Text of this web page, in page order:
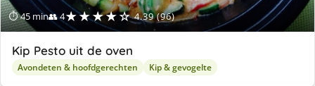
⏱ 45 min👥 4★★★★☆ 4.39 (96)
Kip Pesto uit de oven
Avondeten & hoofdgerechten Kip & gevogelte